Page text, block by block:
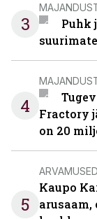
3
Puhk
4
Fractory
on 20
5
ARVAMUSED
Kaupo